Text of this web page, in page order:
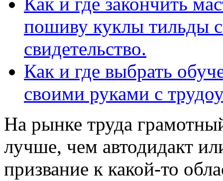
пошиву куклы тильды
свидетельство.
Как и где выбрать
своими руками с
На рынке труда
лучше, чем автодидакт
призвание к какой-то